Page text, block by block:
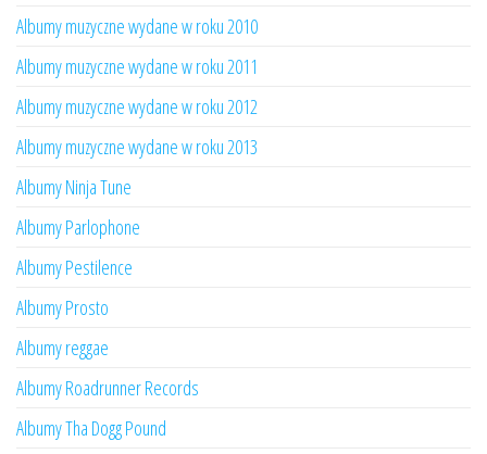
Albumy muzyczne wydane w roku 2010
Albumy muzyczne wydane w roku 2011
Albumy muzyczne wydane w roku 2012
Albumy muzyczne wydane w roku 2013
Albumy Ninja Tune
Albumy Parlophone
Albumy Pestilence
Albumy Prosto
Albumy reggae
Albumy Roadrunner Records
Albumy Tha Dogg Pound